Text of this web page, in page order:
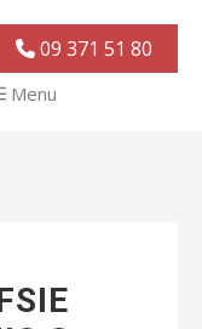
09 371 51 80
Menu